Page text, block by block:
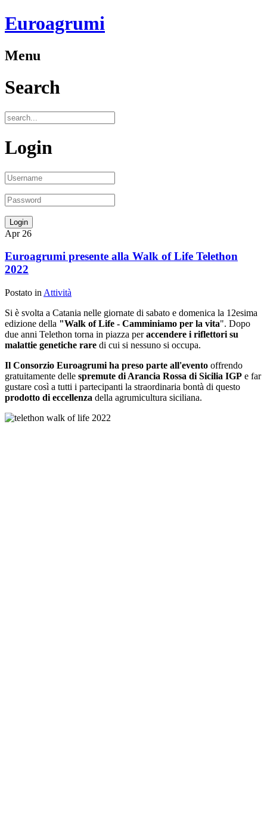
Euroagrumi
Menu
Search
Login
Apr 26
Euroagrumi presente alla Walk of Life Telethon
2022
Postato in Attività
Si è svolta a Catania nelle giornate di sabato e domenica la 12esima
edizione della "Walk of Life - Camminiamo per la vita". Dopo
due anni Telethon torna in piazza peraccendere i riflettori su
malattie genetiche rare di cui si nessuno si occupa.
Il Consorzio Euroagrumi ha preso parte all'evento offrendo
gratuitamente delle spremute di Arancia Rossa di Sicilia IGP e far
gustare così a tutti i partecipanti la straordinaria bontà di questo
prodotto di eccellenza della agrumicultura siciliana.